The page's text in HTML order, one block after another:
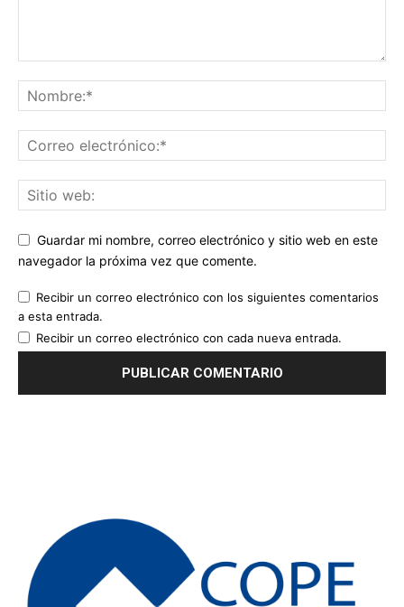
Guardar mi nombre, correo electrónico y sitio web en este
navegador la próxima vez que comente.
Recibir un correo electrónico con los siguientes comentarios
a esta entrada.
Recibir un correo electrónico con cada nueva entrada.